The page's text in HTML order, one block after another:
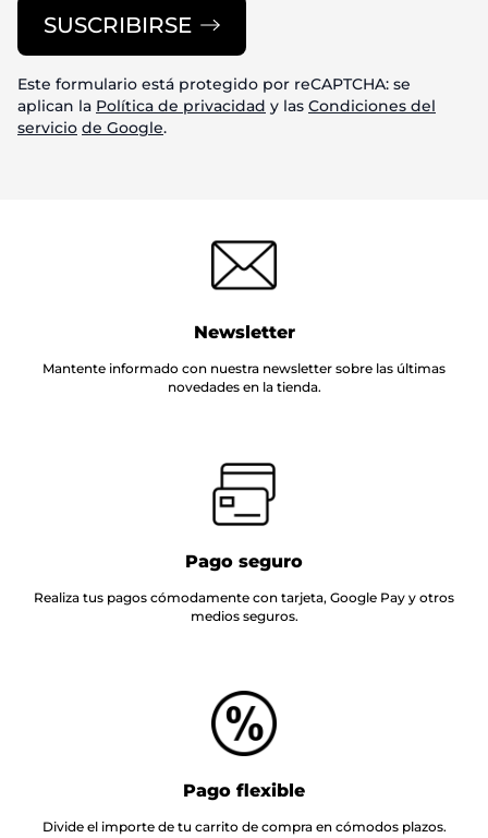
SUSCRIBIRSE
Este formulario está protegido por reCAPTCHA: se
aplican la Política de privacidad y las Condiciones del
servicio de Google.
Newsletter
Mantente informado con nuestra newsletter sobre las últimas
novedades en la tienda.
Pago seguro
Realiza tus pagos cómodamente con tarjeta, Google Pay y otros
medios seguros.
Pago flexible
Divide el importe de tu carrito de compra en cómodos plazos.